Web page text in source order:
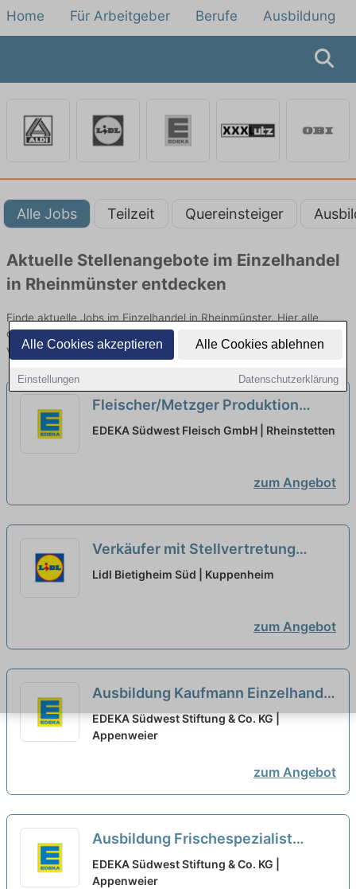
Alle Cookies akzeptieren Alle Cookies ablehnen
Einstellungen Datenschutzerklärung
Home Für Arbeitgeber Berufe Ausbildung
Alle Jobs Teilzeit Quereinsteiger
Aktuelle Stellenangebote im Einzelhandel
in Rheinmünster entdecken
Finde aktuelle Jobs im Einzelhandel in Rheinmünster. Hier alle
offenen Stellenangebote im Verkauf, Vertrieb und Handel
vergleichen.
Fleischer/Metzger Produktion
(m/w/d) Tagschicht/Frühschicht
EDEKA Südwest Fleisch GmbH | Rheinstetten
zum Angebot
Verkäufer mit Stellvertretung
Teilzeit(m/w/d) neu
Lidl Bietigheim Süd | Kuppenheim
zum Angebot
Ausbildung Kaufmann Einzelhandel
(m/w/d) - 2026 neu
EDEKA Südwest Stiftung & Co. KG |
Appenweier
zum Angebot
Ausbildung Frischespezialist
(m/w/d) - 2026 neu
EDEKA Südwest Stiftung & Co. KG |
Appenweier